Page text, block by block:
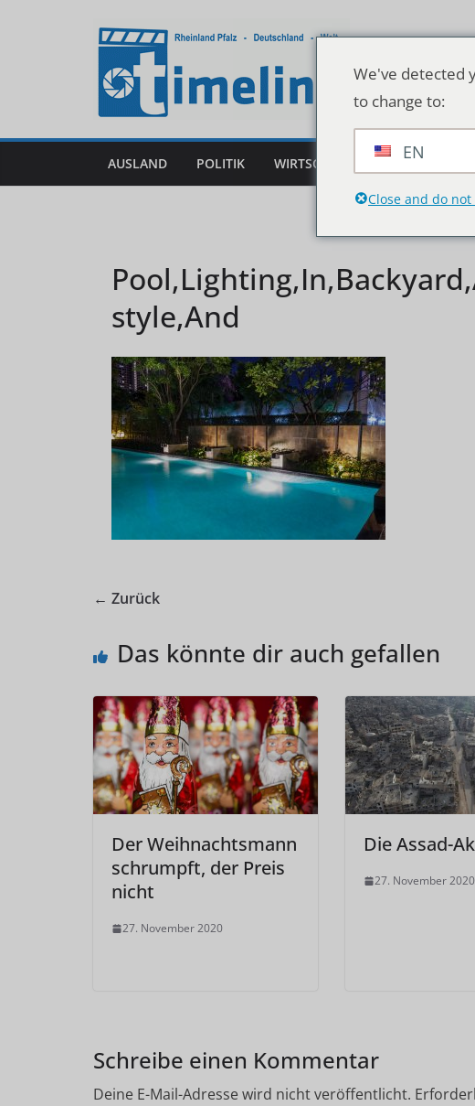
AUSLAND POLITIK WIRTSCHAFT
style,And
← Zurück
Das könnte dir auch gefallen
Der Weihnachtsmann
schrumpft, der Preis
nicht
27. November 2020
Die Assad-
27. November 2020
Schreibe einen Kommentar
Deine E-Mail-Adresse wird nicht veröffentlicht.
We've detected
to change to:
EN
Close and do